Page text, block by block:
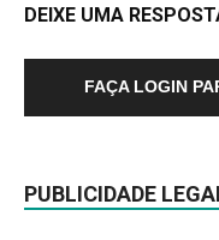
DEIXE UMA
FAÇA LOGIN
PUBLICIDADE